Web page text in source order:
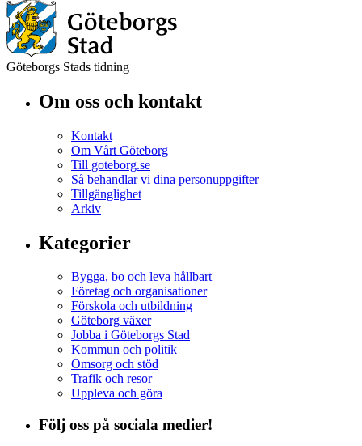
Göteborgs Stads tidning
Om oss och kontakt
Kontakt
Om Vårt Göteborg
Till goteborg.se
Så behandlar vi dina personuppgifter
Tillgänglighet
Arkiv
Kategorier
Bygga, bo och leva hållbart
Företag och organisationer
Förskola och utbildning
Göteborg växer
Jobba i Göteborgs Stad
Kommun och politik
Omsorg och stöd
Trafik och resor
Uppleva och göra
Följ oss på sociala medier!